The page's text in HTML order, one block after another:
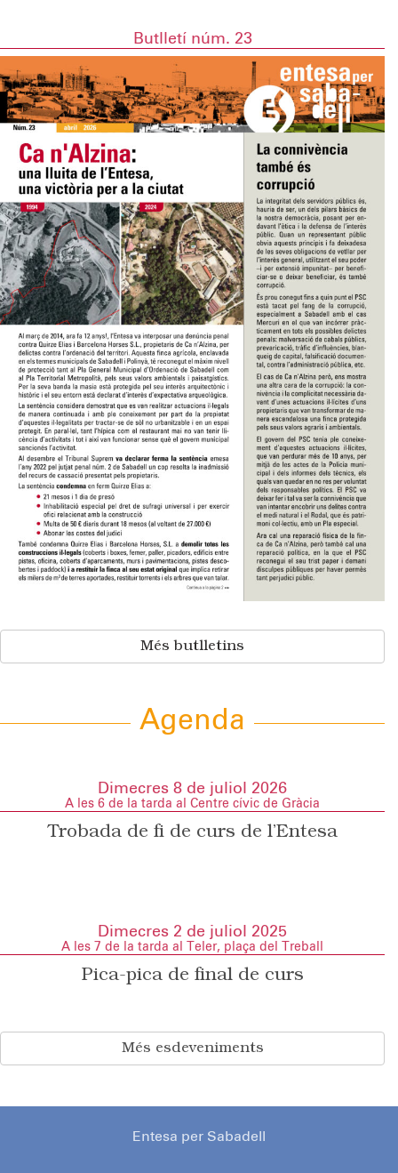
Butlletí núm. 23
Més butlletins
Agenda
Dimecres 8 de juliol 2026
A les 6 de la tarda al Centre cívic de Gràcia
Trobada de fi de curs de l’Entesa
Dimecres 2 de juliol 2025
A les 7 de la tarda al Teler, plaça del Treball
Pica-pica de final de curs
Més esdeveniments
Entesa per Sabadell